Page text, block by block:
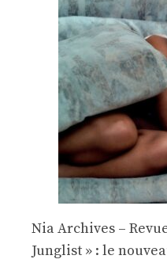
Nia Archives –
Junglist » : le